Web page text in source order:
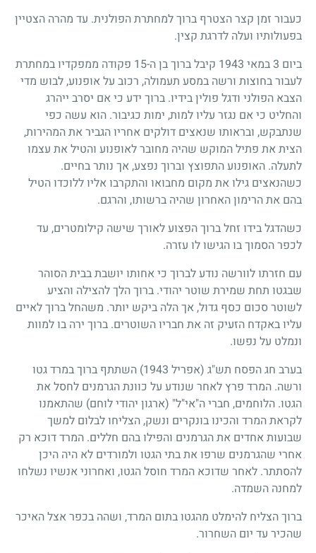
כעבור זמן קצר הצטרף ברוך למחתרת הפולנית. עד מהרה הצטיין
בפעולותיו ועלה לדרגת קצין.
ביום 3 במאי 1943 קיבל ברוך בן ה-15 פקודה ממפקדיו במחתרת
לעבור בחוצות ורשה במסע תעמולה, רכוב על אופנוע, לבוש מדי
הצבא הפולני ודגל פולין בידיו. ברוך ידע כי אם יסרב ייהרג
והחליט כי אם נגזר עליו למות, ימות כגיבור. הוא עשה כפי
שנתבקש, ובראותו שנאצים דולקים אחריו הגביר את המהירות,
הצית את פתיל המוקש שהיה מחובר לאופנוע והטיל את עצמו
לתעלה. האופנוע התפוצץ וברוך נפצע, אך נותר בחיים.
כשהנאצים גילו את מקום מחבואו והתקרבו אליו ללוכדו הטיל
בהם את הרימון האחרון שהיה ברשותו, והרגם.
כשהדגל בידו זחל ברוך הפצוע לאורך שישה קילומטרים, עד
לכפר הסמוך בו הגישו לו עזרה.
עם חזרתו לוורשה נודע לברוך כי אחותו יושבת בבית הסוהר
שבגטו תחת שמירת שוטר יהודי. ברוך הלך להצילה והציע
לשוטר סכום כסף גדול, אך הלה ביקש יותר. משהחל ברוך לאיים
עליו באקדח הזעיק זה את חבריו השוטרים. ברוך ירה בו למוות
ונמלט על נפשו.
בערב חג הפסח תש"ג (אפריל 1943) השתתף ברוך במרד גטו
ורשה. המרד פרץ לאחר שנודע על כוונת הגרמנים לחסל את
הגטו. הלוחמים, חברי ה"אי"ל" (ארגון יהודי לוחם) שהתאמנו
לקראת המרד והכינו בונקרים ונשק, הצליחו לבלום למשך
שבועות אחדים את הגרמנים והפילו בהם חללים. המרד דוכא רק
אחרי שהגרמנים שרפו את בתי הגטו ולמורדים לא היה היכן
להסתתר. לאחר שדוכא המרד חוסל הגטו, ואחרוני אנשיו נשלחו
למחנה השמדה.
ברוך הצליח להימלט מהגטו בתום המרד, ושהה בכפר אצל האיכר
שהכיר עד יום השחרור.